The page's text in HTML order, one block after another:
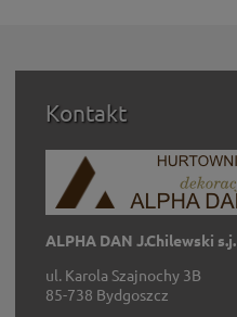
Kontakt
ALPHA DAN J.Chilewski s.j.
ul. Karola Szajnochy 3B
85-738 Bydgoszcz